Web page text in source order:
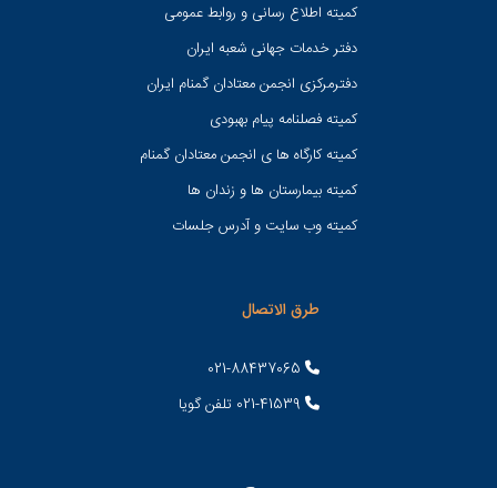
کميته اطلاع رسانی و روابط عمومی
دفتر خدمات جهانی شعبه ايران
دفترمرکزی انجمن معتادان گمنام ایران
کمیته فصلنامه پیام بهبودی
کمیته کارگاه ها ی انجمن معتادان گمنام
کمیته بیمارستان ها و زندان ها
کمیته وب سایت و آدرس جلسات
طرق الاتصال